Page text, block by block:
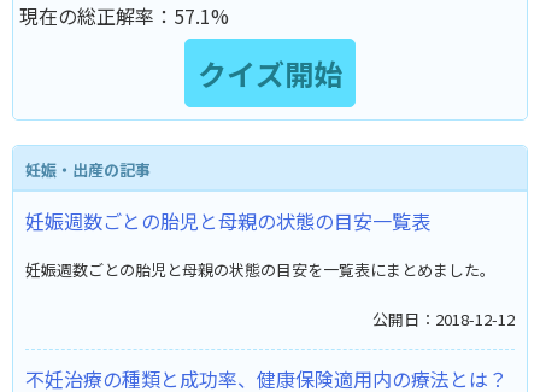
現在の総正解率： 57.1%
妊娠・出産の記事
妊娠週数ごとの胎児と母親の状態の目安一覧表
妊娠週数ごとの胎児と母親の状態の目安を一覧表にまとめました。
公開日：2018-12-12
不妊治療の種類と成功率、健康保険適用内の療法とは？